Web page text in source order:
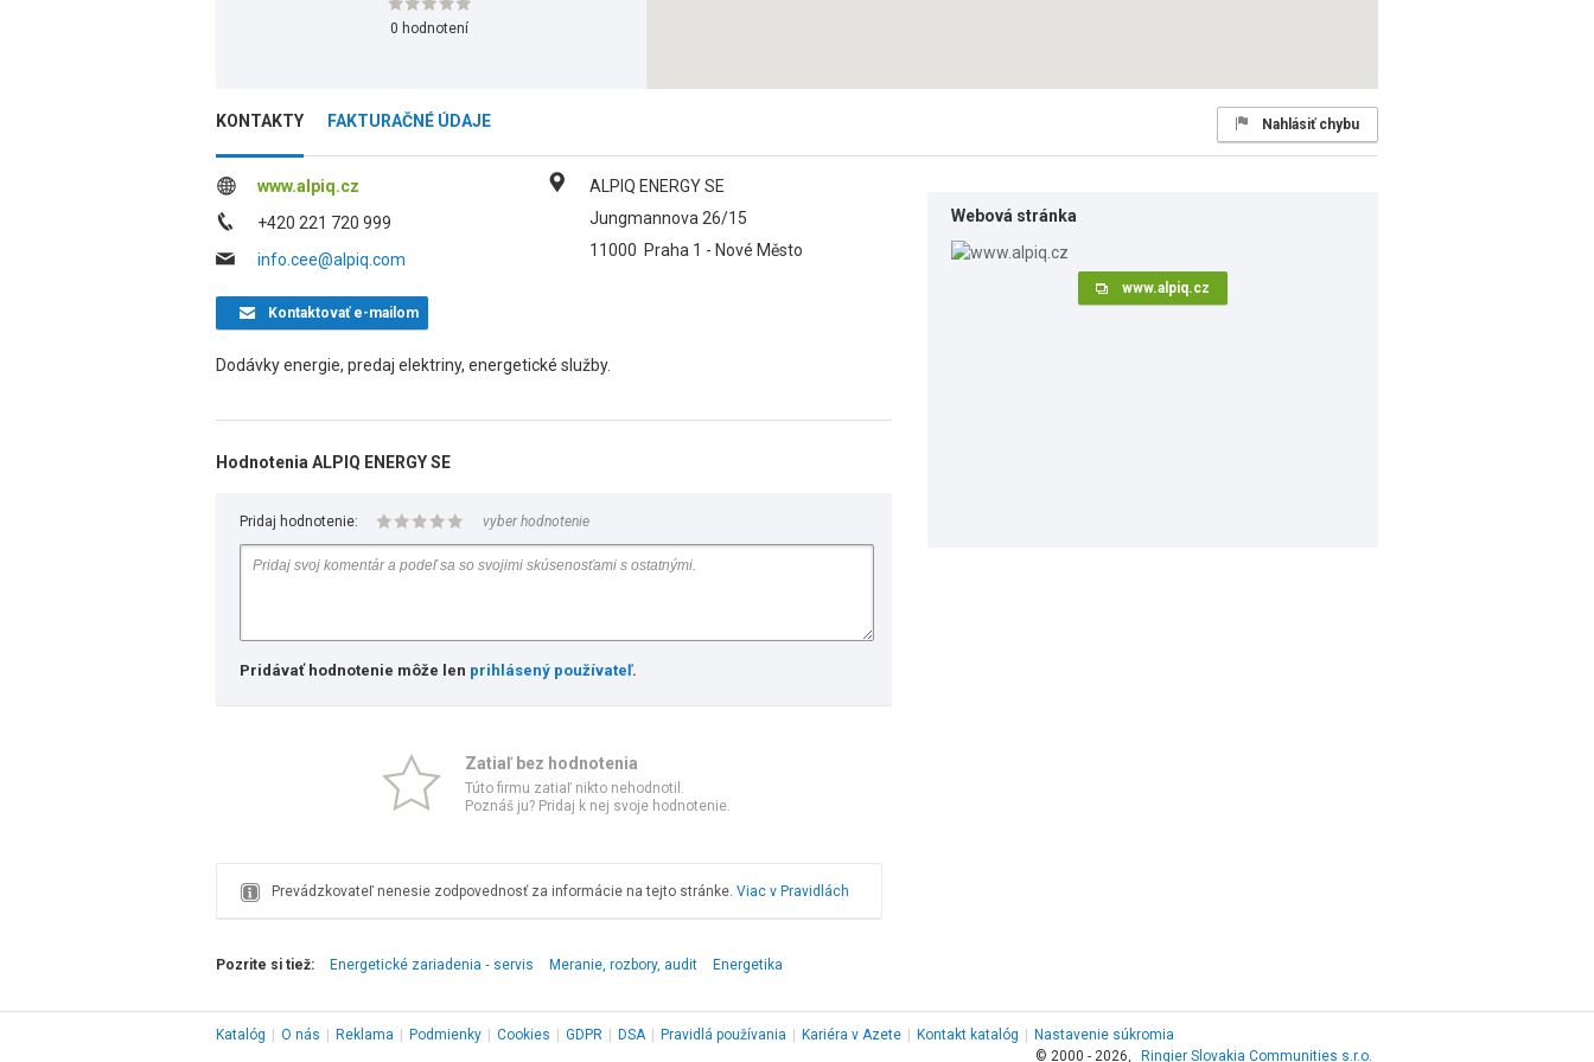
0 hodnotení
KONTAKTY FAKTURAČNÉ ÚDAJE Nahlásiť chybu
www.alpiq.cz
+420 221 720 999
info.cee@alpiq.com
ALPIQ ENERGY SE
Jungmannova 26/15
11000 Praha 1 - Nové Město
Kontaktovaťe-mailom
Dodávky energie, predaj elektriny, energetické služby.
Hodnotenia ALPIQ ENERGY SE
Pridaj hodnotenie: vyber hodnotenie
Pridávať hodnotenie môže len prihlásený používateľ.
Zatiaľ bez hodnotenia
Túto firmu zatiaľ nikto nehodnotil.
Poznáš ju? Pridaj k nej svoje hodnotenie.
Prevádzkovateľ nenesie zodpovednosť za informácie na tejto stránke. Viac v Pravidlách
Webová stránka
www.alpiq.cz
Pozrite si tiež: Energetické zariadenia ‑ servis Meranie, rozbory, audit Energetika
Katalóg O nás Reklama Podmienky Cookies GDPR DSA Pravidlá používania Kariéra v Azete Kontakt katalóg
Nastavenie súkromia
© 2000 - 2026,
Ringier Slovakia Communities s.r.o.